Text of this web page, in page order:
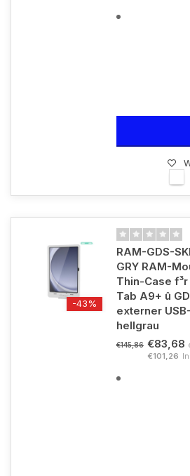
-43%
RAM-GDS-
GRY RAM-
Thin-Case
Tab A9+ û
externer
hellgrau
€145,86 €83,68
€101,26